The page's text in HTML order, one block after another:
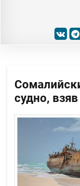
судно,